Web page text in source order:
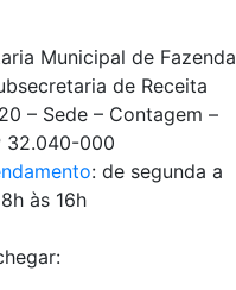
Municipal de Fazenda
de Receita
– Sede – Contagem –
32.040-000
: de segunda a
às 16h